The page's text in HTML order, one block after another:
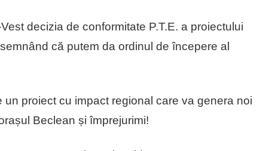
decizia de conformitate P.T.E. a proiectului
că putem da ordinul de începere al
proiect cu impact regional care va genera noi
Beclean și împrejurimi!